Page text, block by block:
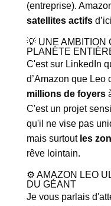
(entreprise).
satellites actifs
💡 UNE AMBITION
PLANÈTE
C'est sur LinkedIn
d’Amazon que Leo
millions de foyers
C'est un projet
qu'il ne vise pas
mais surtout les
rêve lointain.
⚙️ AMAZON LEO
DU GÉANT
Je vous parlais